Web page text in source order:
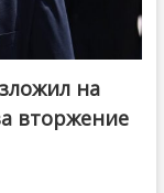
на
вторжение